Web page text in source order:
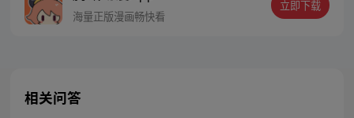
斯的约定而出海，开始了以成为海盗王为目
海量正版漫画畅快看
立即下载
相关问答